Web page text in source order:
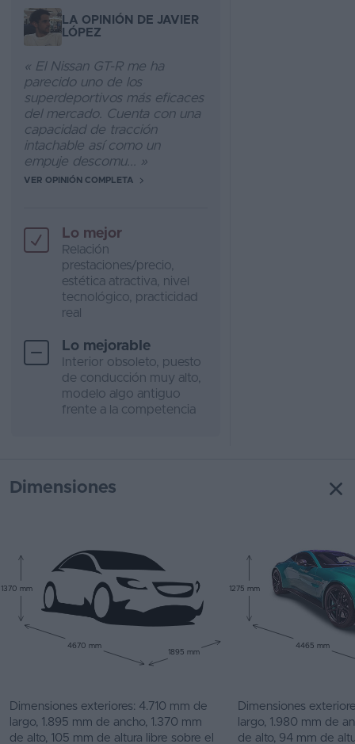
LA OPINIÓN DE JAVIER
LÓPEZ
« El Nissan GT-R me ha
parecido uno de los
superdeportivos más eficaces
del mercado. Cuenta con una
capacidad de tracción
intachable así como un
empuje descomu... »
VER OPINIÓN COMPLETA
Lo mejor
Relación
prestaciones/precio,
estética atractiva, nivel
tecnológico, practicidad
real
Lo mejorable
Interior obsoleto, puesto
de conducción muy alto,
modelo algo antiguo
frente a la competencia
Dimensiones
1370 mm
4670 mm
1895 mm
1275 mm
4465 mm
Dimensiones exteriores: 4.710 mm de
largo, 1.895 mm de ancho, 1.370 mm
de alto, 105 mm de altura libre sobre el
Dimensiones
largo, 1.980 mm de
de alto, 94 mm de